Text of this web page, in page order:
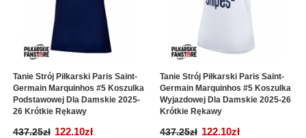
Tanie Strój Piłkarski Paris Saint-
Germain Marquinhos #5 Koszulka
Podstawowej Dla Damskie 2025-
26 Krótkie Rękawy
437.25zł 122.10zł
Tanie Strój Piłkarski Paris Saint-
Germain Marquinhos #5 Koszulka
Wyjazdowej Dla Damskie 2025-26
Krótkie Rękawy
437.25zł 122.10zł